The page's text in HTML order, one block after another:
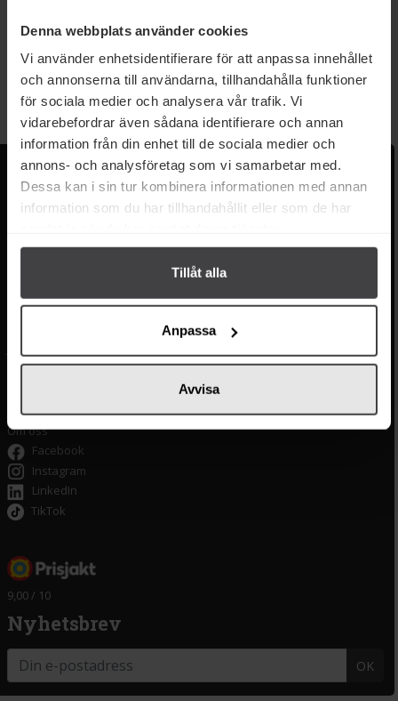
Denna webbplats använder cookies
Vi använder enhetsidentifierare för att anpassa innehållet
och annonserna till användarna, tillhandahålla funktioner
för sociala medier och analysera vår trafik. Vi
vidarebefordrar även sådana identifierare och annan
information från din enhet till de sociala medier och
annons- och analysföretag som vi samarbetar med.
Dessa kan i sin tur kombinera informationen med annan
information som du har tillhandahållit eller som de har
Tillåt alla
Anpassa
Avvisa
Köp Köp
Kundservice
Kontakta oss
Frakt och leverans
Integritetspolicy
Tillgänglighet
Populära länkar
Monin
Pasta
Olivolja
Oliver
Pistagekräm
Om oss
Facebook
Instagram
LinkedIn
TikTok
9,00 / 10
Nyhetsbrev
OK